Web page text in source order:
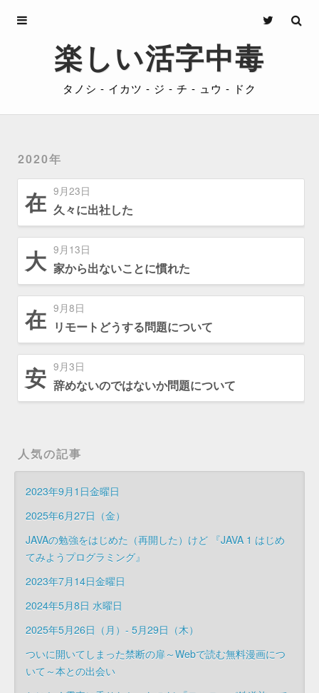
楽しい活字中毒
タノシ - イカツ - ジ - チ - ュウ - ドク
2020年
在 9月23日
久々に出社した
大 9月13日
家から出ないことに慣れた
在 9月8日
リモートどうする問題について
安 9月3日
辞めないのではないか問題について
人気の記事
2023年9月1日金曜日
2025年6月27日（金）
JAVAの勉強をはじめた（再開した）けど 『JAVA 1 はじめ
てみようプログラミング』
2023年7月14日金曜日
2024年5月8日 水曜日
2025年5月26日（月）- 5月29日（木）
ついに開いてしまった禁断の扉～Webで読む無料漫画につ
いて～本との出会い
Archives